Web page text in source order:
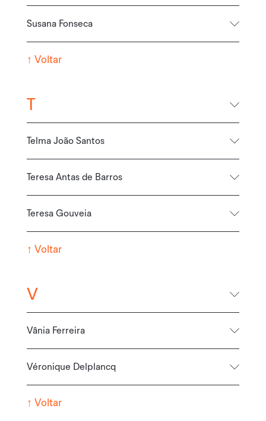
Susana Fonseca
↑ Voltar
T
Telma João Santos
Teresa Antas de Barros
Teresa Gouveia
↑ Voltar
V
Vânia Ferreira
Véronique Delplancq
↑ Voltar